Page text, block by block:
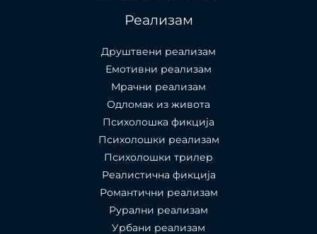
Реализам
Друштвени реализам
Емотивни реализам
Мрачни реализам
Одломак из живота
Психолошкa фикција
Психолошки реализам
Психолошки трилер
Реалистична фикција
Романтични реализам
Рурални реализам
Урбани реализам